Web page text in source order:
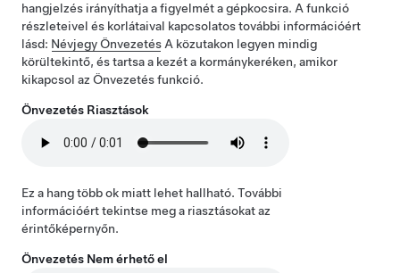
hangjelzés irányíthatja a figyelmét a gépkocsira. A funkció
részleteivel és korlátaival kapcsolatos további információért
lásd: NévjegyÖnvezetés A közutakon legyen mindig
körültekintő, és tartsa a kezét a kormánykeréken, amikor
kikapcsol az Önvezetésfunkció.
Önvezetés Riasztások
Ez a hang több ok miatt lehet hallható. További
információért tekintse meg a riasztásokat az
érintőképernyőn.
Önvezetés Nem érhető el